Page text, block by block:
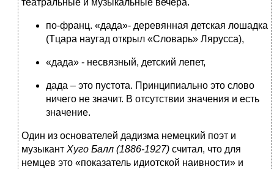
театральные и музыкальные вечера.
по-франц. «дада»- деревянная детская лошадка
(Тцара наугад открыл «Словарь» Лярусса),
«дада» - несвязный, детский лепет,
дада – это пустота. Принципиально это слово
ничего не значит. В отсутствии значения и есть
значение.
Один из основателей дадизма немецкий поэт и
музыкант Хуго Балл (1886-1927) считал, что для
немцев это «показатель идиотской наивности» и